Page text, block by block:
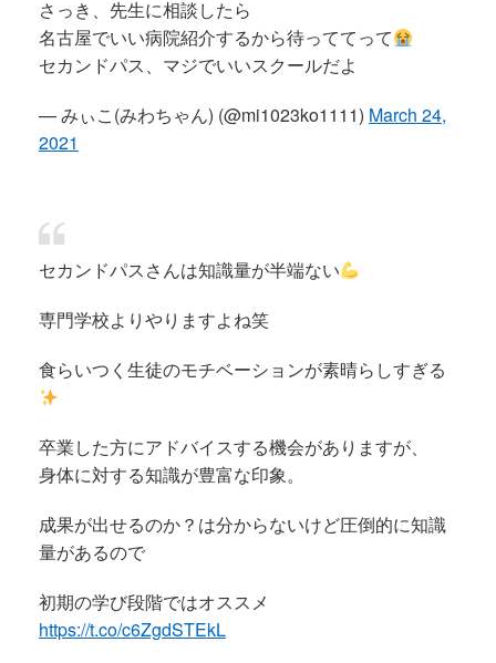
さっき、先生に相談したら
名古屋でいい病院紹介するから待っててって
セカンドパス、マジでいいスクールだよ
— みぃこ(みわちゃん) (@mi1023ko1111) March 24,
2021
セカンドパスさんは知識量が半端ない
専門学校よりやりますよね笑
食らいつく生徒のモチベーションが素晴らしすぎる
卒業した方にアドバイスする機会がありますが、
身体に対する知識が豊富な印象。
成果が出せるのか？は分からないけど圧倒的に知識
量があるので
初期の学び段階ではオススメ
https://t.co/c6ZgdSTEkL